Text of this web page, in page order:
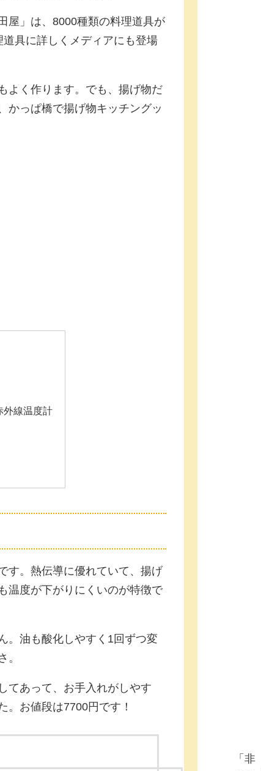
屋」は、8000種類の料理道具が
具に詳しくメディアにも登場
よく作ります。でも、揚げ物だ
かっぱ橋で揚げ物キッチングッ
外線温度計
す。熱伝導に優れていて、揚げ
温度が下がりにくいのが特徴で
。油も酸化しやすく1回ずつ変
。
てあって、お手入れがしやす
。お値段は7700円です！
「非